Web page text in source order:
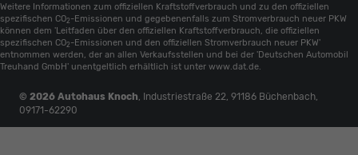
Weitere Informationen zum offiziellen Kraftstoffverbrauch und zu den offiziellen
spezifischen CO2 -Emissionen und gegebenenfalls zum Stromverbrauch neuer PKW
können dem 'Leitfaden über den offiziellen Kraftstoffverbrauch, die offiziellen
spezifischen CO2 -Emissionen und den offiziellen Stromverbrauch neuer PKW'
entnommen werden, der an allen Verkaufsstellen und bei der 'Deutschen Automobil
Treuhand GmbH' unentgeltlich erhältlich ist unter www.dat.de.
© 2026 Autohaus Knoch, Industriestraße 22, 91186 Büchenbach,
09171-62290